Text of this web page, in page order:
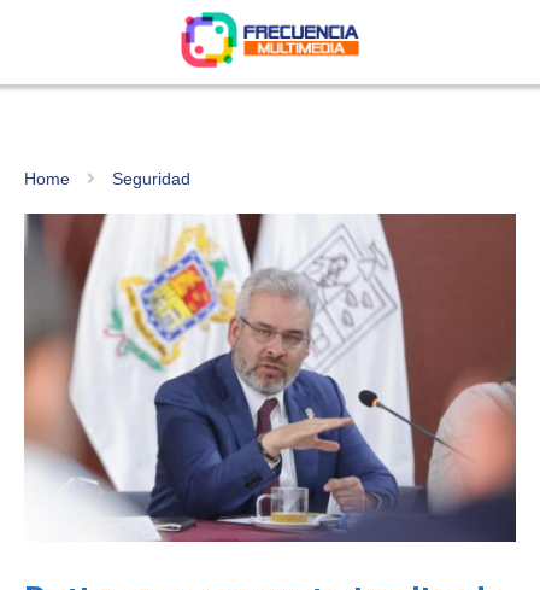
Home Seguridad